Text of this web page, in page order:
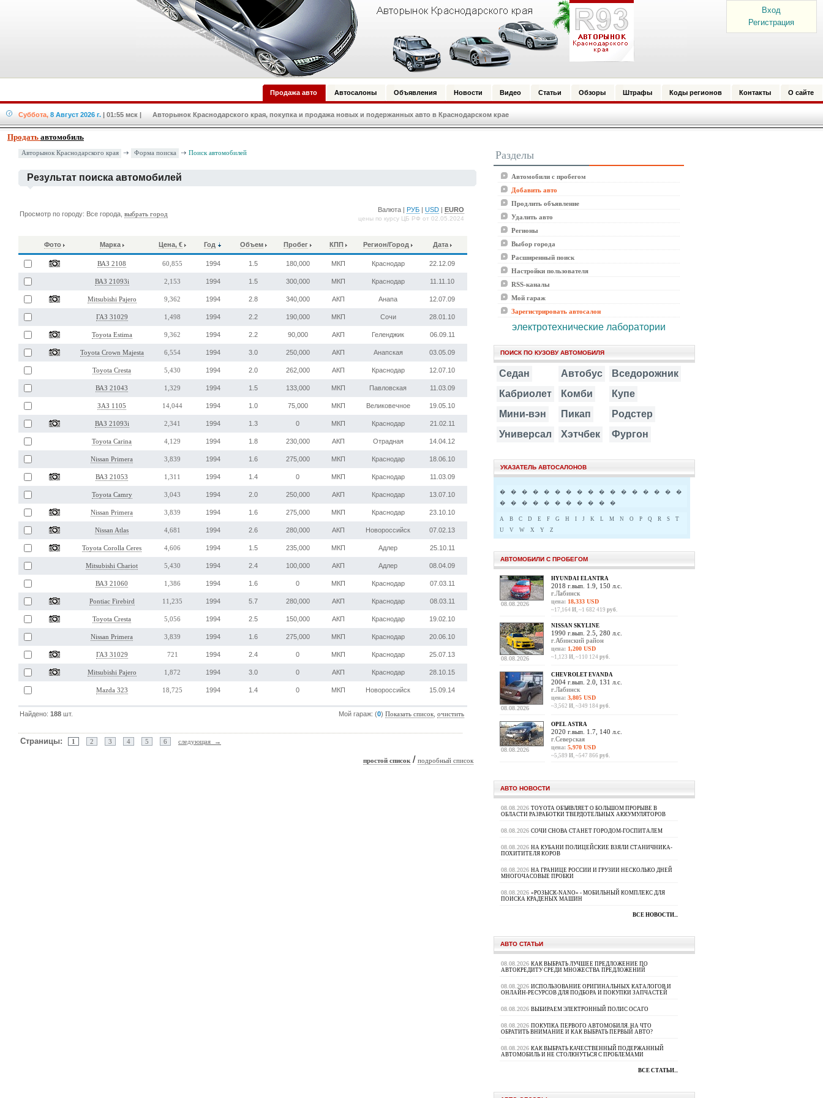
Вход
Регистрация
Продажа авто Автосалоны Объявления Новости Видео Статьи Обзоры Штрафы Коды регионов Контакты О сайте
Суббота, 8 Август 2026 г. | 01:55 мск | Авторынок Краснодарского края, покупка и продажа новых и подержанных авто в Краснодарском крае
Продать автомобиль
Авторынок Краснодарского края Форма поиска Поиск автомобилей
Результат поиска автомобилей
Просмотр по городу: Все города,выбрать город
Валюта | РУБ |USD |EURO
цены по курсу ЦБ РФ от 02.05.2024
Фото Марка Цена, € Год Объем Пробег КПП Регион/Город Дата
ВАЗ 2108 60,855 1994 1.5 180,000 МКП Краснодар 22.12.09
ВАЗ 21093i 2,153 1994 1.5 300,000 МКП Краснодар 11.11.10
Mitsubishi Pajero 9,362 1994 2.8 340,000 АКП Анапа 12.07.09
ГАЗ 31029 1,498 1994 2.2 190,000 МКП Сочи 28.01.10
Toyota Estima 9,362 1994 2.2 90,000 АКП Геленджик 06.09.11
Toyota Crown Majesta 6,554 1994 3.0 250,000 АКП Анапская 03.05.09
Toyota Cresta 5,430 1994 2.0 262,000 АКП Краснодар 12.07.10
ВАЗ 21043 1,329 1994 1.5 133,000 МКП Павловская 11.03.09
ЗАЗ 1105 14,044 1994 1.0 75,000 МКП Великовечное 19.05.10
ВАЗ 21093i 2,341 1994 1.3 0 МКП Краснодар 21.02.11
Toyota Carina 4,129 1994 1.8 230,000 АКП Отрадная 14.04.12
Nissan Primera 3,839 1994 1.6 275,000 МКП Краснодар 18.06.10
ВАЗ 21053 1,311 1994 1.4 0 МКП Краснодар 11.03.09
Toyota Camry 3,043 1994 2.0 250,000 АКП Краснодар 13.07.10
Nissan Primera 3,839 1994 1.6 275,000 МКП Краснодар 23.10.10
Nissan Atlas 4,681 1994 2.6 280,000 АКП Новороссийск 07.02.13
Toyota Corolla Ceres 4,606 1994 1.5 235,000 МКП Адлер 25.10.11
Mitsubishi Chariot 5,430 1994 2.4 100,000 АКП Адлер 08.04.09
ВАЗ 21060 1,386 1994 1.6 0 МКП Краснодар 07.03.11
Pontiac Firebird 11,235 1994 5.7 280,000 АКП Краснодар 08.03.11
Toyota Cresta 5,056 1994 2.5 150,000 АКП Краснодар 19.02.10
Nissan Primera 3,839 1994 1.6 275,000 МКП Краснодар 20.06.10
ГАЗ 31029 721 1994 2.4 0 МКП Краснодар 25.07.13
Mitsubishi Pajero 1,872 1994 3.0 0 АКП Краснодар 28.10.15
Mazda 323 18,725 1994 1.4 0 МКП Новороссийск 15.09.14
Найдено:188 шт. Мой гараж: (0)Показать список ,очистить
Страницы: 1 2 3 4 5 6 следующая →
простой список /подробный список
Разделы
Автомобили с пробегом
Добавить авто
Продлить объявление
Удалить авто
Регионы
Выбор города
Расширенный поиск
Настройки пользователя
RSS-каналы
Мой гараж
Зарегистрировать автосалон
электротехнические лаборатории
ПОИСК ПО КУЗОВУ АВТОМОБИЛЯ
Седан Автобус
Вседорожник
Кабриолет
Комби
Купе
Мини-вэн
Пикап
Родстер
Универсал
Хэтчбек Фургон
УКАЗАТЕЛЬ АВТОСАЛОНОВ
� � � � � � � � � � � � � � � �
�
�
� � � � � � � � � �
A B C D E F G H I J K L M N O P Q R S
T
U
V W X Y Z
АВТОМОБИЛИ С ПРОБЕГОМ
08.08.2026
HYUNDAI ELANTRA
2018 г.вып. 1.9, 150 л.с.
г.Лабинск
цена: 18,333 USD
~17,164 И, ~1 682 419 руб.
08.08.2026
NISSAN SKYLINE
1990 г.вып. 2.5, 280 л.с.
г.Абинский район
цена: 1,200 USD
~1,123 И, ~110 124 руб.
08.08.2026
CHEVROLET EVANDA
2004 г.вып. 2.0, 131 л.с.
г.Лабинск
цена: 3,805 USD
~3,562 И, ~349 184 руб.
08.08.2026
OPEL ASTRA
2020 г.вып. 1.7, 140 л.с.
г.Северская
цена: 5,970 USD
~5,589 И, ~547 866 руб.
АВТО НОВОСТИ
08.08.2026 TOYOTA ОБЪЯВЛЯЕТ О БОЛЬШОМ ПРОРЫВЕ В
ОБЛАСТИ РАЗРАБОТКИ ТВЕРДОТЕЛЬНЫХ АККУМУЛЯТОРОВ
08.08.2026 СОЧИ СНОВА СТАНЕТ ГОРОДОМ-ГОСПИТАЛЕМ
08.08.2026 НА КУБАНИ ПОЛИЦЕЙСКИЕ ВЗЯЛИ СТАНИЧНИКА-
ПОХИТИТЕЛЯ КОРОВ
08.08.2026 НА ГРАНИЦЕ РОССИИ И ГРУЗИИ НЕСКОЛЬКО ДНЕЙ
МНОГОЧАСОВЫЕ ПРОБКИ
08.08.2026 «РОЗЫСК-NANO» - МОБИЛЬНЫЙ КОМПЛЕКС ДЛЯ
ПОИСКА КРАДЕНЫХ МАШИН
ВСЕ НОВОСТИ...
АВТО СТАТЬИ
08.08.2026 КАК ВЫБРАТЬ ЛУЧШЕЕ ПРЕДЛОЖЕНИЕ ПО
АВТОКРЕДИТУ СРЕДИ МНОЖЕСТВА ПРЕДЛОЖЕНИЙ
08.08.2026 ИСПОЛЬЗОВАНИЕ ОРИГИНАЛЬНЫХ КАТАЛОГОВ И
ОНЛАЙН-РЕСУРСОВ ДЛЯ ПОДБОРА И ПОКУПКИ ЗАПЧАСТЕЙ
08.08.2026 ВЫБИРАЕМ ЭЛЕКТРОННЫЙ ПОЛИС ОСАГО
08.08.2026 ПОКУПКА ПЕРВОГО АВТОМОБИЛЯ. НА ЧТО
ОБРАТИТЬ ВНИМАНИЕ И КАК ВЫБРАТЬ ПЕРВЫЙ АВТО?
08.08.2026 КАК ВЫБРАТЬ КАЧЕСТВЕННЫЙ ПОДЕРЖАННЫЙ
АВТОМОБИЛЬ И НЕ СТОЛКНУТЬСЯ С ПРОБЛЕМАМИ
ВСЕ СТАТЬИ...